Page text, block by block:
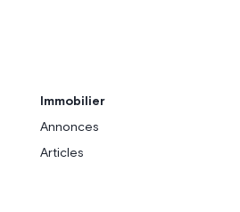
Immobilier
Annonces
Articles